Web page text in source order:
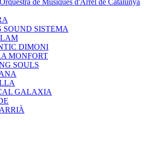
de Músiques d'Arrel de Catalunya
SOUND SISTEMA
DIMONI
MONFORT
SOULS
GALAXIA